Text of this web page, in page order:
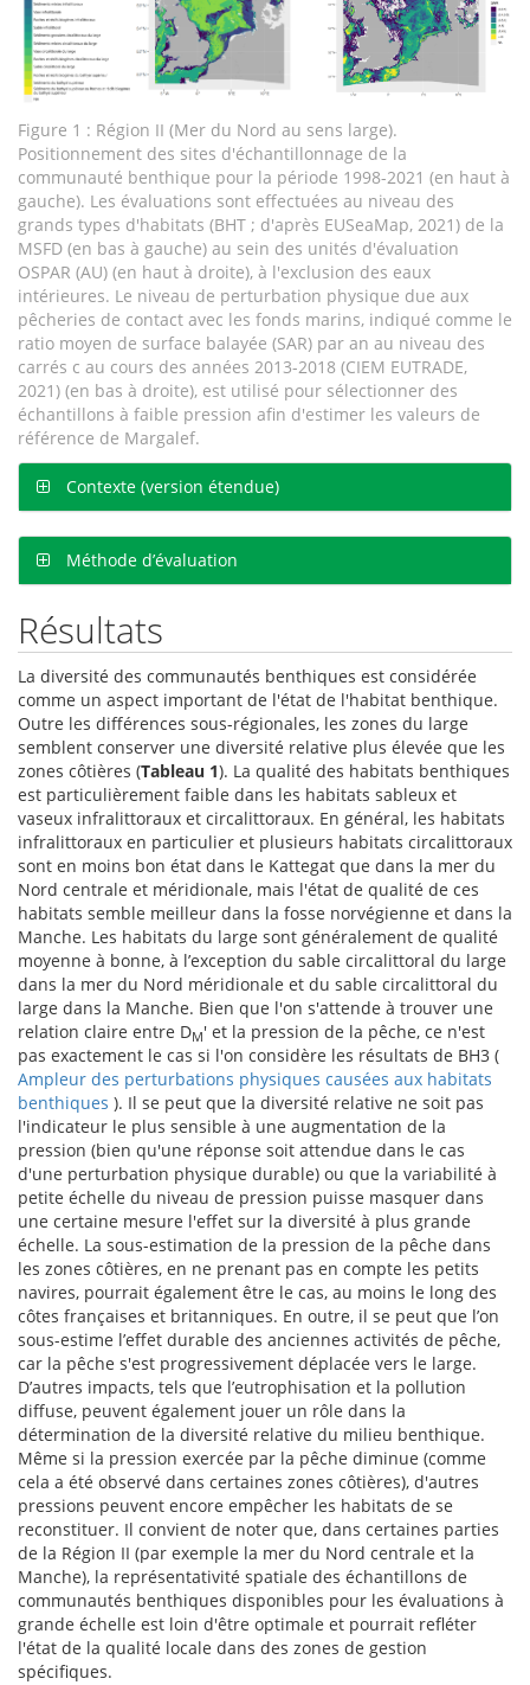
Figure 1 : Région II (Mer du Nord au sens large).
Positionnement des sites d'échantillonnage de la
communauté benthique pour la période 1998-2021 (en haut à
gauche). Les évaluations sont effectuées au niveau des
grands types d'habitats (BHT ; d'après EUSeaMap, 2021) de la
MSFD (en bas à gauche) au sein des unités d'évaluation
OSPAR (AU) (en haut à droite), à l'exclusion des eaux
intérieures. Le niveau de perturbation physique due aux
pêcheries de contact avec les fonds marins, indiqué comme le
ratio moyen de surface balayée (SAR) par an au niveau des
carrés c au cours des années 2013-2018 (CIEM EUTRADE,
2021) (en bas à droite), est utilisé pour sélectionner des
échantillons à faible pression afin d'estimer les valeurs de
référence de Margalef.
Contexte (version étendue)
Méthode d’évaluation
Résultats
La diversité des communautés benthiques est considérée
comme un aspect important de l'état de l'habitat benthique.
Outre les différences sous-régionales, les zones du large
semblent conserver une diversité relative plus élevée que les
zones côtières (Tableau 1). La qualité des habitats benthiques
est particulièrement faible dans les habitats sableux et
vaseux infralittoraux et circalittoraux. En général, les habitats
infralittoraux en particulier et plusieurs habitats circalittoraux
sont en moins bon état dans le Kattegat que dans la mer du
Nord centrale et méridionale, mais l'état de qualité de ces
habitats semble meilleur dans la fosse norvégienne et dans la
Manche. Les habitats du large sont généralement de qualité
moyenne à bonne, à l’exception du sable circalittoral du large
dans la mer du Nord méridionale et du sable circalittoral du
large dans la Manche. Bien que l'on s'attende à trouver une
relation claire entre DM' et la pression de la pêche, ce n'est
pas exactement le cas si l'on considère les résultats de BH3 (
Ampleur des perturbations physiques causées aux habitats
benthiques ). Il se peut que la diversité relative ne soit pas
l'indicateur le plus sensible à une augmentation de la
pression (bien qu'une réponse soit attendue dans le cas
d'une perturbation physique durable) ou que la variabilité à
petite échelle du niveau de pression puisse masquer dans
une certaine mesure l'effet sur la diversité à plus grande
échelle. La sous-estimation de la pression de la pêche dans
les zones côtières, en ne prenant pas en compte les petits
navires, pourrait également être le cas, au moins le long des
côtes françaises et britanniques. En outre, il se peut que l’on
sous-estime l’effet durable des anciennes activités de pêche,
car la pêche s'est progressivement déplacée vers le large.
D’autres impacts, tels que l’eutrophisation et la pollution
diffuse, peuvent également jouer un rôle dans la
détermination de la diversité relative du milieu benthique.
Même si la pression exercée par la pêche diminue (comme
cela a été observé dans certaines zones côtières), d'autres
pressions peuvent encore empêcher les habitats de se
reconstituer. Il convient de noter que, dans certaines parties
de la Région II (par exemple la mer du Nord centrale et la
Manche), la représentativité spatiale des échantillons de
communautés benthiques disponibles pour les évaluations à
grande échelle est loin d'être optimale et pourrait refléter
l'état de la qualité locale dans des zones de gestion
spécifiques.